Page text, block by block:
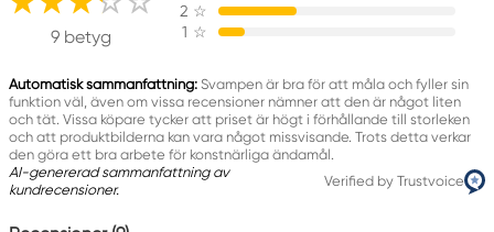
9 betyg
2 ☆
1 ☆
Automatisk sammanfattning: Svampen är bra för att måla och fyller sin
funktion väl, även om vissa recensioner nämner att den är något liten
och tät. Vissa köpare tycker att priset är högt i förhållande till storleken
och att produktbilderna kan vara något missvisande. Trots detta verkar
den göra ett bra arbete för konstnärliga ändamål.
AI-genererad sammanfattning av
kundrecensioner.
Verified by Trustvoice